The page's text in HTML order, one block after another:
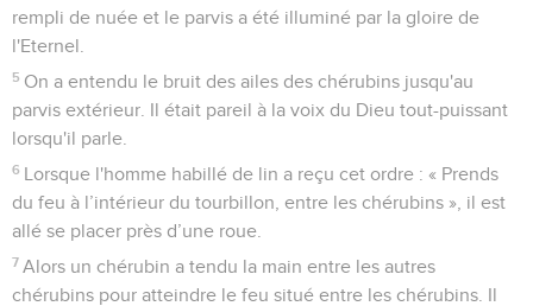
rempli de nuée et le parvis a été illuminé par la gloire de
l'Eternel.
5 On a entendu le bruit des ailes des chérubins jusqu'au
parvis extérieur. Il était pareil à la voix du Dieu tout-puissant
lorsqu'il parle.
6 Lorsque l'homme habillé de lin a reçu cet ordre : « Prends
du feu à l’intérieur du tourbillon, entre les chérubins », il est
allé se placer près d’une roue.
7 Alors un chérubin a tendu la main entre les autres
chérubins pour atteindre le feu situé entre les chérubins. Il